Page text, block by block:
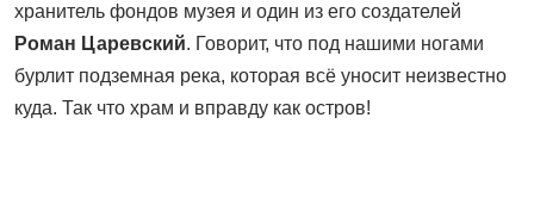
хранитель фондов музея и один из его создателей
Роман Царевский. Говорит, что под нашими ногами
бурлит подземная река, которая всё уносит неизвестно
куда. Так что храм и вправду как остров!